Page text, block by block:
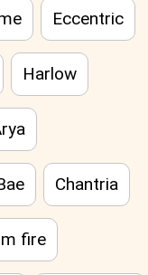
Eccentric
Harlow
Chantria
fire